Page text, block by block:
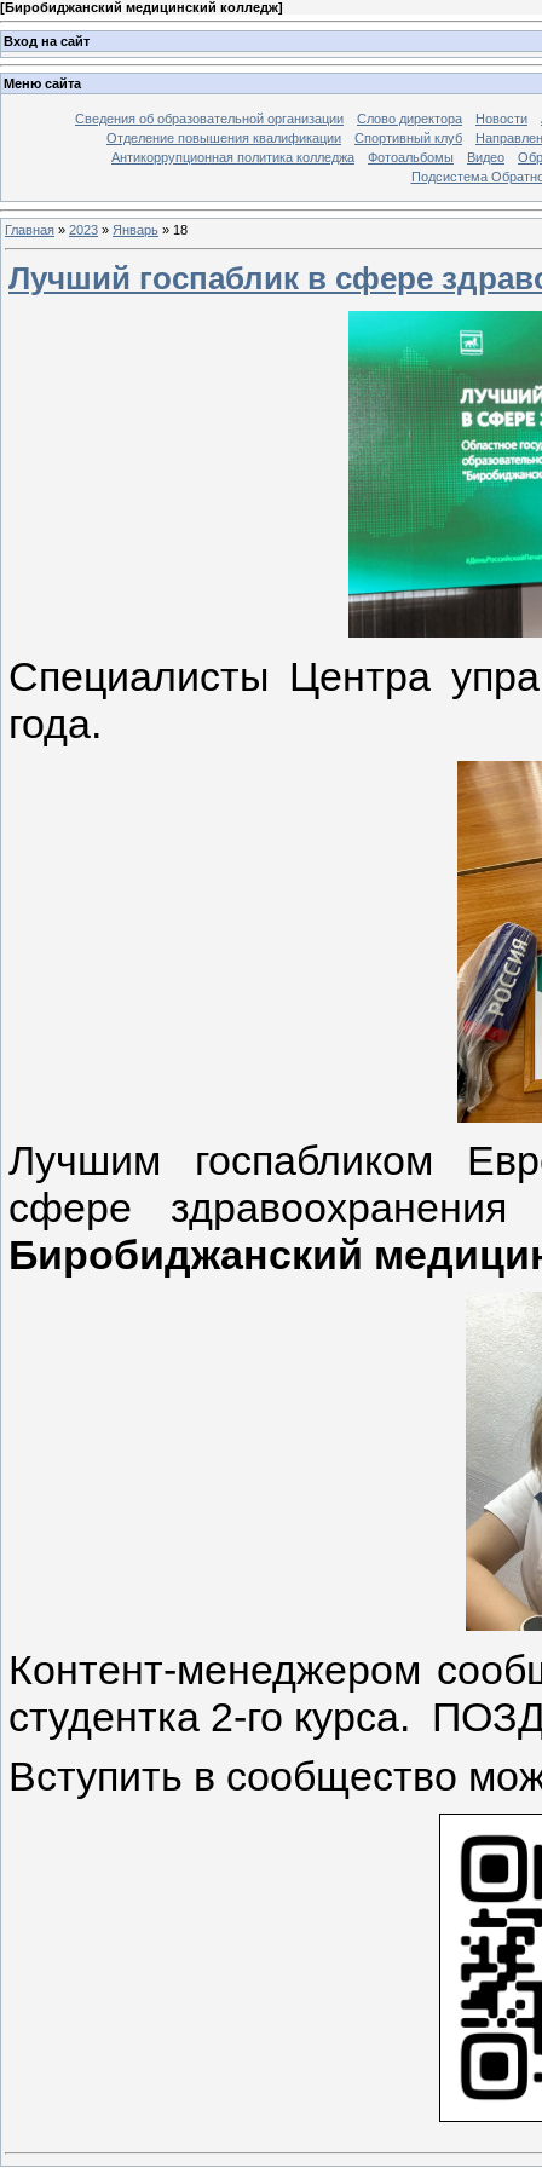
[Биробиджанский медицинский колледж]
Вход на сайт
Меню сайта
Сведения об образовательной организации Слово директора Новости
Отделение повышения квалификации
Спортивный клуб
Антикоррупционная политика колледжа
Фотоальбомы Видео
Подсистема
Главная » 2023 » Январь » 18
Лучший госпаблик в сфере
Специалисты Центра
года.
Лучшим госпабликом
сфере
Биробиджанский
Контент-менеджером
студентка 2-го курса.
Вступить в сообщество